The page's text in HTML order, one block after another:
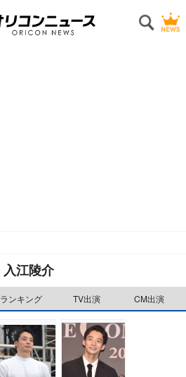
入江陵介
ランキング TV出演 CM出演